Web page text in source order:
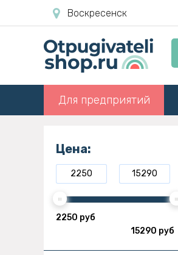
Воскресенск
Для предприятий
Цена:
2250 руб
15290 руб